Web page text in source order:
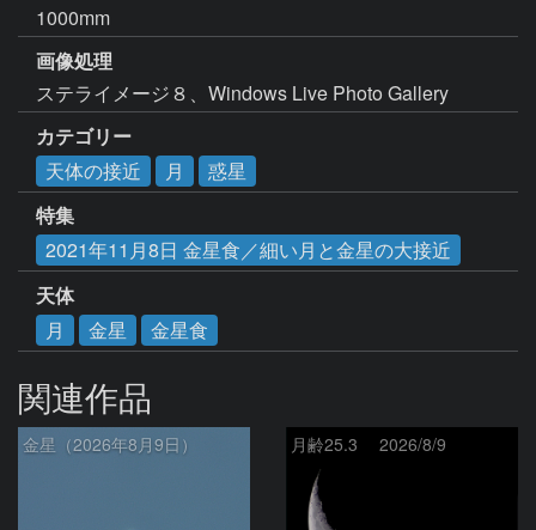
1000mm
画像処理
ステライメージ８、Windows Live Photo Gallery
カテゴリー
天体の接近
月
惑星
特集
2021年11月8日 金星食／細い月と金星の大接近
天体
月
金星 金星食
関連作品
金星（2026年8月9日） 月齢25.3 2026/8/9